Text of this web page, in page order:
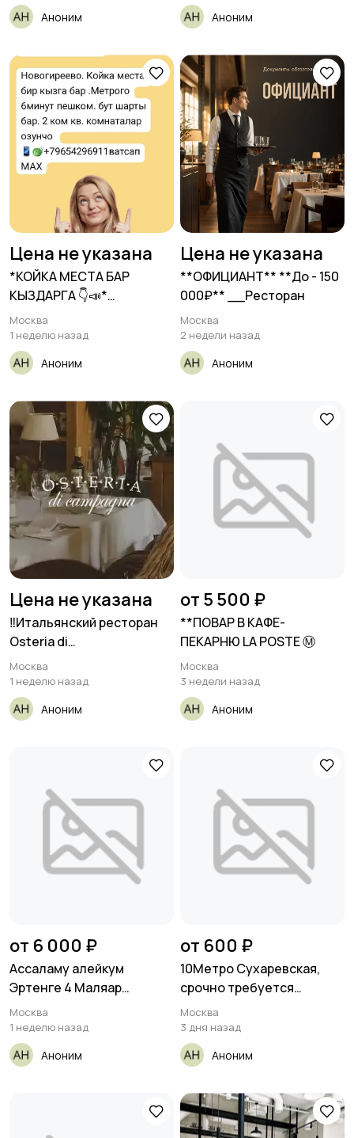
Аноним Аноним
Цена не указана
*КОЙКА МЕСТА БАР
КЫЗДАРГА 👇📣*
Новогиреево.
Москва
1 неделю назад
Аноним
Цена не указана
**ОФИЦИАНТ** **До - 150
000₽** __Ресторан
Москва
2 недели назад
Аноним
Цена не указана
‼️Итальянский ресторан
Osteria di
Campagna(Жуковка)
приглашает:
Москва
1 неделю назад
Аноним
от 5 500 ₽
**ПОВАР В КАФЕ-
ПЕКАРНЮ LA POSTE Ⓜ️
Москва
3 недели назад
Аноним
от 6 000 ₽
Ассаламу алейкум
Эртенге 4 Маляар
усталар
Москва
1 неделю назад
Аноним
от 600 ₽
10Метро Сухаревская,
срочно требуется
плотники
гипсокартонщики
Москва
3 дня назад
Аноним